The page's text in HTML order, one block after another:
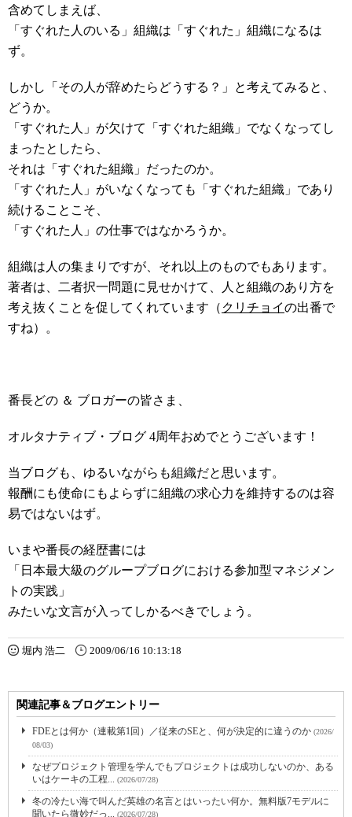
含めてしまえば、
「すぐれた人のいる」組織は「すぐれた」組織になるは
ず。
しかし「その人が辞めたらどうする？」と考えてみると、
どうか。
「すぐれた人」が欠けて「すぐれた組織」でなくなってし
まったとしたら、
それは「すぐれた組織」だったのか。
「すぐれた人」がいなくなっても「すぐれた組織」であり
続けることこそ、
「すぐれた人」の仕事ではなかろうか。
組織は人の集まりですが、それ以上のものでもあります。
著者は、二者択一問題に見せかけて、人と組織のあり方を
考え抜くことを促してくれています（ クリチョイの出番で
すね）。
番長どの ＆ ブロガーの皆さま、
オルタナティブ・ブログ 4周年おめでとうございます！
当ブログも、ゆるいながらも組織だと思います。
報酬にも使命にもよらずに組織の求心力を維持するのは容
易ではないはず。
いまや番長の経歴書には
「日本最大級のグループブログにおける参加型マネジメン
トの実践」
みたいな文言が入ってしかるべきでしょう。
堀内 浩二 2009/06/16 10:13:18
関連記事＆ブログエントリー
FDEとは何か（連載第1回）／従来のSEと、何が決定的に違うのか (2026/
08/03)
なぜプロジェクト管理を学んでもプロジェクトは成功しないのか、ある
いはケーキの工程... (2026/07/28)
冬の冷たい海で叫んだ英雄の名言とはいったい何か。無料版7モデルに
聞いたら微妙だっ... (2026/07/28)